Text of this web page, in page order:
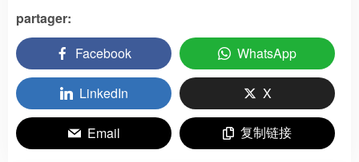
partager:
Facebook
WhatsApp
LinkedIn X
Email 复制链接